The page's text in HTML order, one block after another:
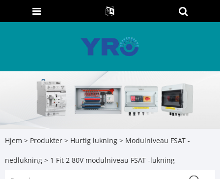
Hjem > Produkter > Hurtig lukning > Modulniveau FSAT -
nedlukning > 1 Fit 2 80V modulniveau FSAT -lukning